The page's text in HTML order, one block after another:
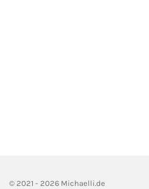
© 2021 - 2026 Michaelli.de